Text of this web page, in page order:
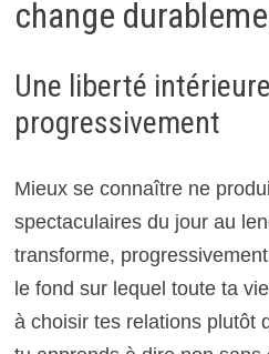
change
Une liberté
progressivement
Mieux se connaître ne
spectaculaires du jour au
transforme,
le fond sur lequel toute ta
à choisir tes relations plutôt